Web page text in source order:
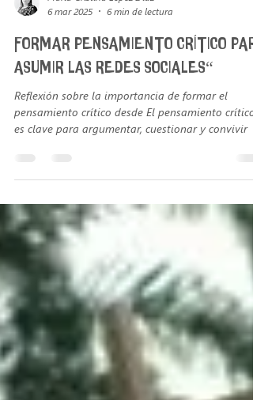
6 mar 2025
6 min de lectura
FORMAR PENSAMIENTO CRÍTICO
ASUMIR LAS REDES SOCIALES“
Reflexión sobre la importancia de formar el
pensamiento crítico desde El pensamiento crítico